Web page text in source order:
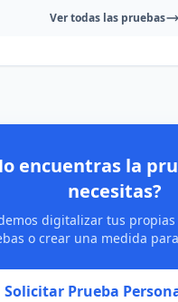
Ver todas las pruebas
encuentras la
necesitas?
digitalizar tus
o crear una medida
Solicitar Prueba